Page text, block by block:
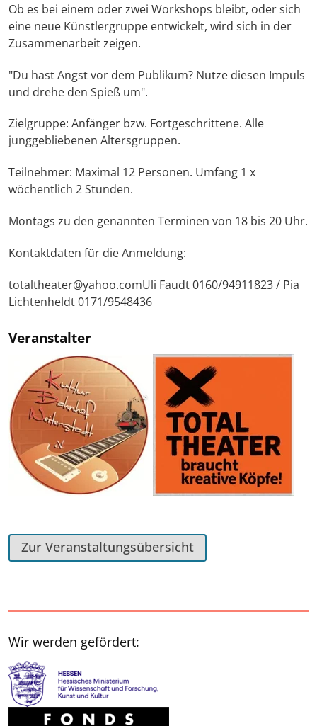
Ob es bei einem oder zwei Workshops bleibt, oder sich
eine neue Künstlergruppe entwickelt, wird sich in der
Zusammenarbeit zeigen.
"Du hast Angst vor dem Publikum? Nutze diesen Impuls
und drehe den Spieß um".
Zielgruppe: Anfänger bzw. Fortgeschrittene. Alle
junggebliebenen Altersgruppen.
Teilnehmer: Maximal 12 Personen. Umfang 1 x
wöchentlich 2 Stunden.
Montags zu den genannten Terminen von 18 bis 20 Uhr.
Kontaktdaten für die Anmeldung:
totaltheater@yahoo.comUli Faudt 0160/94911823 / Pia
Lichtenheldt 0171/9548436
Veranstalter
Zur Veranstaltungsübersicht
Wir werden gefördert: